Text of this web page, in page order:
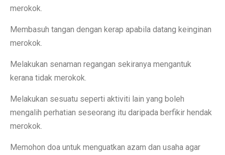
merokok.
Membasuh tangan dengan kerap apabila datang keinginan
merokok.
Melakukan senaman regangan sekiranya mengantuk
kerana tidak merokok.
Melakukan sesuatu seperti aktiviti lain yang boleh
mengalih perhatian seseorang itu daripada berfikir hendak
merokok.
Memohon doa untuk menguatkan azam dan usaha agar